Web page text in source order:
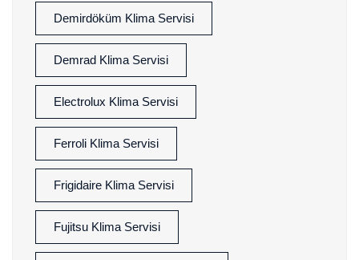
Demirdöküm Klima Servisi
Demrad Klima Servisi
Electrolux Klima Servisi
Ferroli Klima Servisi
Frigidaire Klima Servisi
Fujitsu Klima Servisi